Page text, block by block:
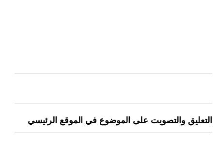
التعليق والتصويت على الموضوع في الموقع الرئيسي